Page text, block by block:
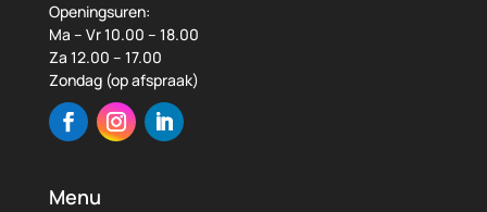
Openingsuren:
Ma – Vr 10.00 – 18.00
Za 12.00 – 17.00
Zondag (op afspraak)
Menu